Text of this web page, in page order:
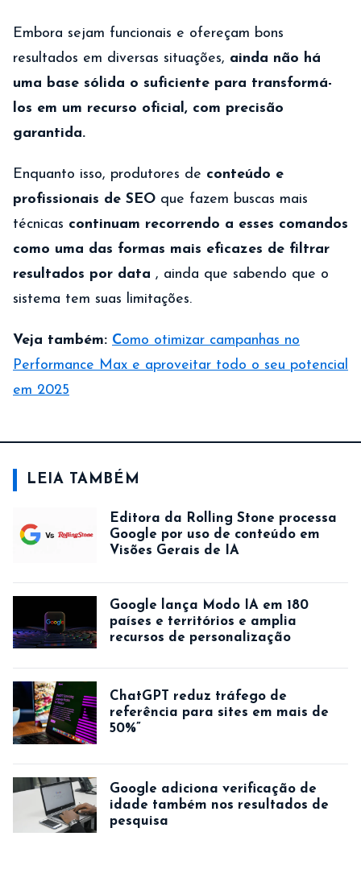
Embora sejam funcionais e ofereçam bons
resultados em diversas situações, ainda não há
uma base sólida o suficiente para transformá-
los em um recurso oficial, com precisão
garantida.
Enquanto isso, produtores de conteúdo e
profissionais de SEO que fazem buscas mais
técnicas continuam recorrendo a esses comandos
como uma das formas mais eficazes de filtrar
resultados por data , ainda que sabendo que o
sistema tem suas limitações.
Veja também: Como otimizar campanhas no
Performance Max e aproveitar todo o seu potencial
em 2025
LEIA TAMBÉM
Editora da Rolling Stone processa
Google por uso de conteúdo em
Visões Gerais de IA
Google lança Modo IA em 180
países e territórios e amplia
recursos de personalização
ChatGPT reduz tráfego de
referência para sites em mais de
50%”
Google adiciona verificação de
idade também nos resultados de
pesquisa